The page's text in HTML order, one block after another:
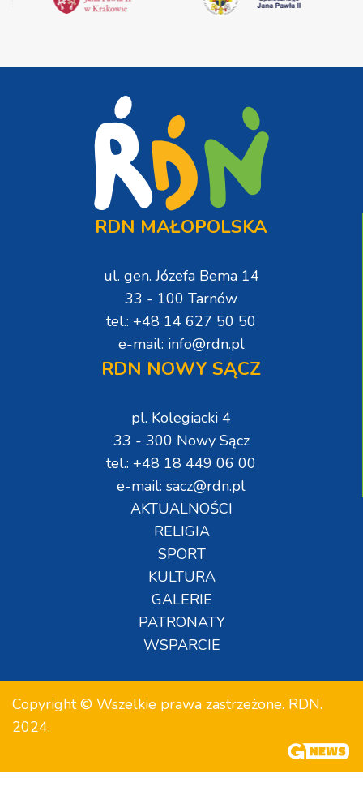
RDN MAŁOPOLSKA
ul. gen. Józefa Bema 14
33 - 100 Tarnów
tel.: +48 14 627 50 50
e-mail: info@rdn.pl
RDN NOWY SĄCZ
pl. Kolegiacki 4
33 - 300 Nowy Sącz
tel.: +48 18 449 06 00
e-mail: sacz@rdn.pl
AKTUALNOŚCI
RELIGIA
SPORT
KULTURA
GALERIE
PATRONATY
WSPARCIE
Copyright © Wszelkie prawa zastrzeżone. RDN.
2024.